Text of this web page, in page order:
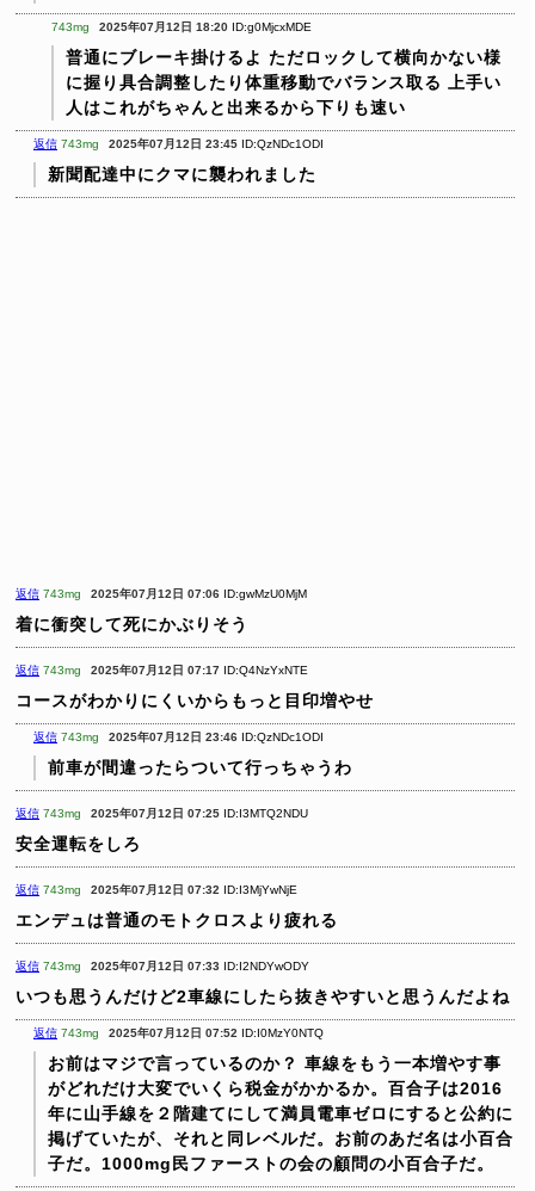
743mg 2025年07月12日 18:20 ID:g0MjcxMDE
普通にブレーキ掛けるよ ただロックして横向かない様
に握り具合調整したり体重移動でバランス取る
上手い
人はこれがちゃんと出来るから下りも速い
返信 743mg 2025年07月12日 23:45 ID:QzNDc1ODI
新聞配達中にクマに襲われました
返信 743mg 2025年07月12日 07:06 ID:gwMzU0MjM
着に衝突して死にかぶりそう
返信 743mg 2025年07月12日 07:17 ID:Q4NzYxNTE
コースがわかりにくいからもっと目印増やせ
返信 743mg 2025年07月12日 23:46 ID:QzNDc1ODI
前車が間違ったらついて行っちゃうわ
返信 743mg 2025年07月12日 07:25 ID:I3MTQ2NDU
安全運転をしろ
返信 743mg 2025年07月12日 07:32 ID:I3MjYwNjE
エンデュは普通のモトクロスより疲れる
返信 743mg 2025年07月12日 07:33 ID:I2NDYwODY
いつも思うんだけど2車線にしたら抜きやすいと思うんだよね
返信 743mg 2025年07月12日 07:52 ID:I0MzY0NTQ
お前はマジで言っているのか？ 車線をもう一本増やす事
がどれだけ大変でいくら税金がかかるか。百合子は2016
年に山手線を２階建てにして満員電車ゼロにすると公約に
掲げていたが、それと同レベルだ。お前のあだ名は小百合
子だ。1000mg民ファーストの会の顧問の小百合子だ。